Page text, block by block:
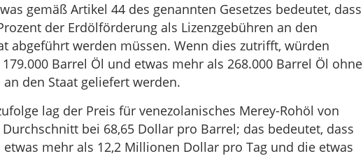
gemäß Artikel 44 des genannten Gesetzes bedeutet, dass
der Erdölförderung als Lizenzgebühren an den
abgeführt werden müssen. Wenn dies zutrifft, würden
Barrel Öl und etwas mehr als 268.000 Barrel Öl ohne
den Staat geliefert werden.
lag der Preis für venezolanisches Merey-Rohöl von
bei 68,65 Dollar pro Barrel; das bedeutet, dass
etwas mehr als 12,2 Millionen Dollar pro Tag und die etwas